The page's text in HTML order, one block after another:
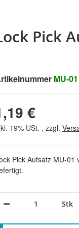
Pick
MU-01
Pick Aufsatz MU-01
€
19% USt. , zzgl.
Stk